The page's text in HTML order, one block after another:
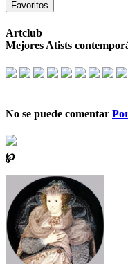
Favoritos
Artclub
Mejores Atists
No se puede comentar
℘